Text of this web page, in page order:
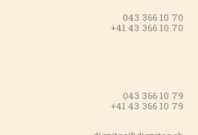
043 366 10 70
+41 43 366 10 70
043 366 10 79
+41 43 366 10 79